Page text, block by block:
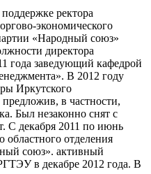
ректора
экономического
«Народный союз»
директора
года заведующий кафедрой
В 2012 году
Иркутского
предложив, в частности,
Был незаконно снят с
С декабря 2011 по июнь
областного отделения
союз». активный
в декабре 2012 года. В